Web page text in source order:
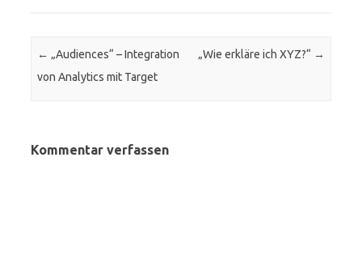
Beitrags-Navigation
← „Audiences“ – Integration
von Analytics mit Target
„Wie erkläre ich XYZ?“ →
Kommentar verfassen